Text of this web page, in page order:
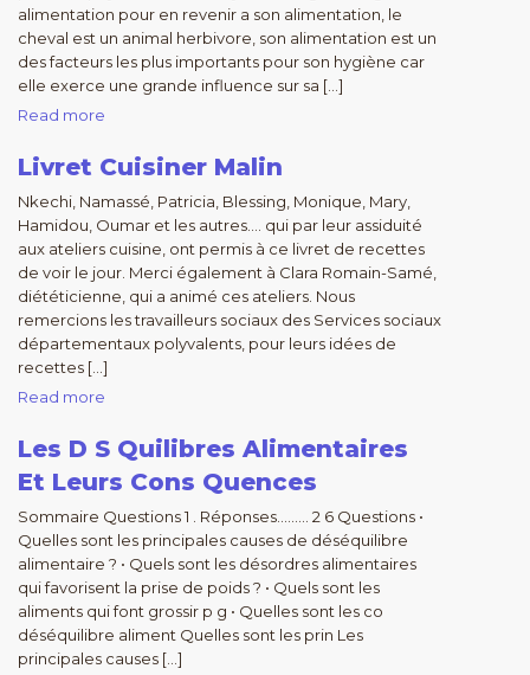
alimentation pour en revenir a son alimentation, le
cheval est un animal herbivore, son alimentation est un
des facteurs les plus importants pour son hygiène car
elle exerce une grande influence sur sa […]
Read more
Livret Cuisiner Malin
Nkechi, Namassé, Patricia, Blessing, Monique, Mary,
Hamidou, Oumar et les autres…. qui par leur assiduité
aux ateliers cuisine, ont permis à ce livret de recettes
de voir le jour. Merci également à Clara Romain-Samé,
diététicienne, qui a animé ces ateliers. Nous
remercions les travailleurs sociaux des Services sociaux
départementaux polyvalents, pour leurs idées de
recettes […]
Read more
Les D S Quilibres Alimentaires
Et Leurs Cons Quences
Sommaire Questions 1 . Réponses……… 2 6 Questions •
Quelles sont les principales causes de déséquilibre
alimentaire ? • Quels sont les désordres alimentaires
qui favorisent la prise de poids ? • Quels sont les
aliments qui font grossir p g • Quelles sont les co
déséquilibre aliment Quelles sont les prin Les
principales causes […]